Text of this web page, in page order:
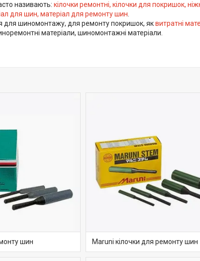
називають: кілочки ремонтні, кілочки для покришок,
для шин, матеріал для ремонту шин
для шиномонтажу, для ремонту покришок, яквитратні
матеріали, шиномонтажні матеріали.
шин Maruni кілочки для ремонту шин